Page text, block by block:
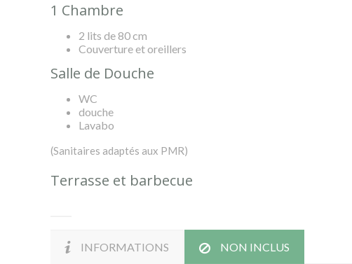
1 Chambre
2 lits de 80 cm
Couverture et oreillers
Salle de Douche
WC
douche
Lavabo
(Sanitaires adaptés aux PMR)
Terrasse et barbecue
INFORMATIONS NON INCLUS